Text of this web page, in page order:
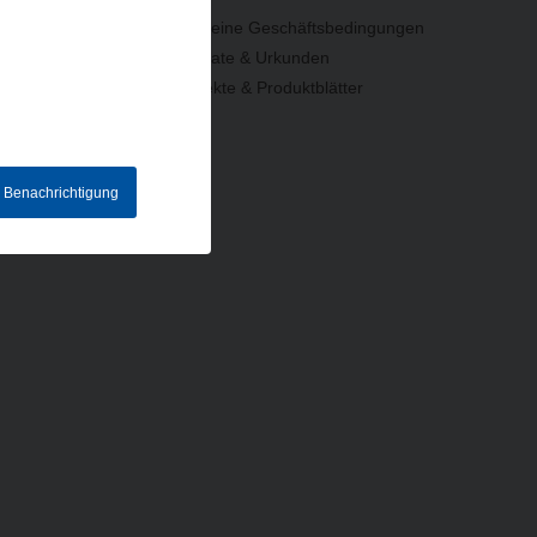
Allgemeine Geschäftsbedingungen
Zertifikate & Urkunden
Prospekte & Produktblätter